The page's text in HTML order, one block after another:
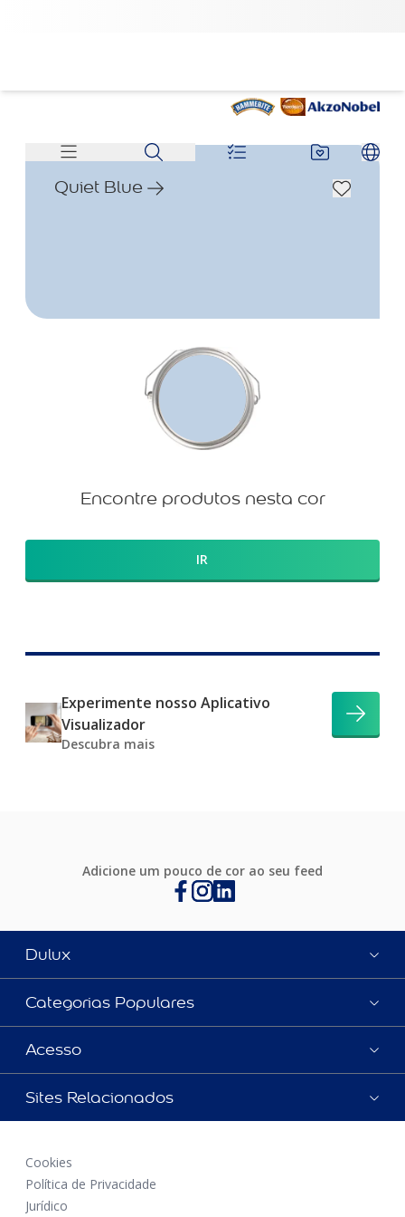
Quiet Blue
Encontre produtos nesta cor
IR
Experimente nosso Aplicativo
Visualizador
Descubra mais
Adicione um pouco de cor ao seu feed
Dulux
Categorias Populares
Acesso
Sites Relacionados
Cookies
Política de Privacidade
Jurídico